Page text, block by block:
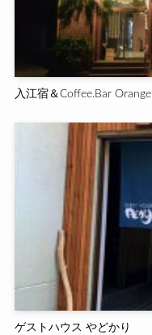
入江宿＆Coffee.Bar Orange
ゲストハウス やどかり